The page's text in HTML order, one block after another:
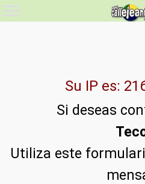
Su IP es:
Si deseas
Utiliza este